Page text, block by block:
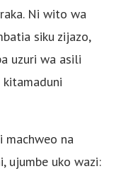
Ni wito wa
siku zijazo,
uzuri wa asili
machweo na
ujumbe uko wazi: